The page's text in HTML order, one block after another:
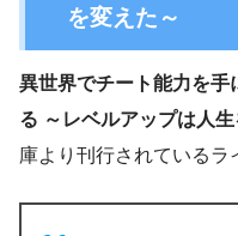
を変えた～
異世界でチート能力を手
る ～レベルアップは人
庫より刊行されているラ